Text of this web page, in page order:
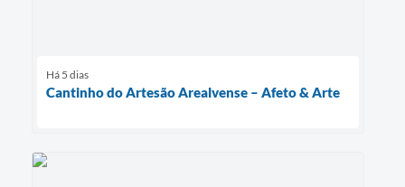
Há 5 dias
Cantinho do Artesão Arealvense – Afeto & Arte